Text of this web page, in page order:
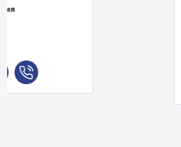
Оптический структурированный